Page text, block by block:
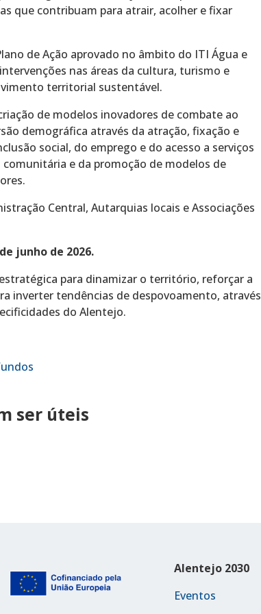
que contribuam para atrair, acolher e fixar
de Ação aprovado no âmbito do ITI Água e
nas áreas da cultura, turismo e
territorial sustentável.
de modelos inovadores de combate ao
demográfica através da atração, fixação e
social, do emprego e do acesso a serviços
e da promoção de modelos de
Central, Autarquias locais e Associações
junho de 2026.
para dinamizar o território, reforçar a
inverter tendências de despovoamento, através
do Alentejo.
ser úteis
Alentejo 2030
Eventos